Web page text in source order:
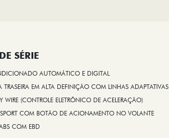
SÉRIE
AUTOMÁTICO E DIGITAL
TRASEIRA EM ALTA DEFINIÇÃO COM LINHAS ADAPTATIVAS
WIRE (CONTROLE ELETRÔNICO DE ACELERAÇÃO)
COM BOTÃO DE ACIONAMENTO NO VOLANTE
COM EBD